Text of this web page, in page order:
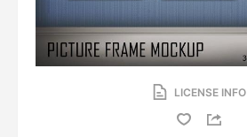
LICENSE INFO